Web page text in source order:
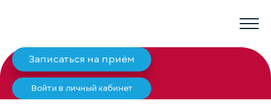
Записаться на приём
Войти в личный кабинет